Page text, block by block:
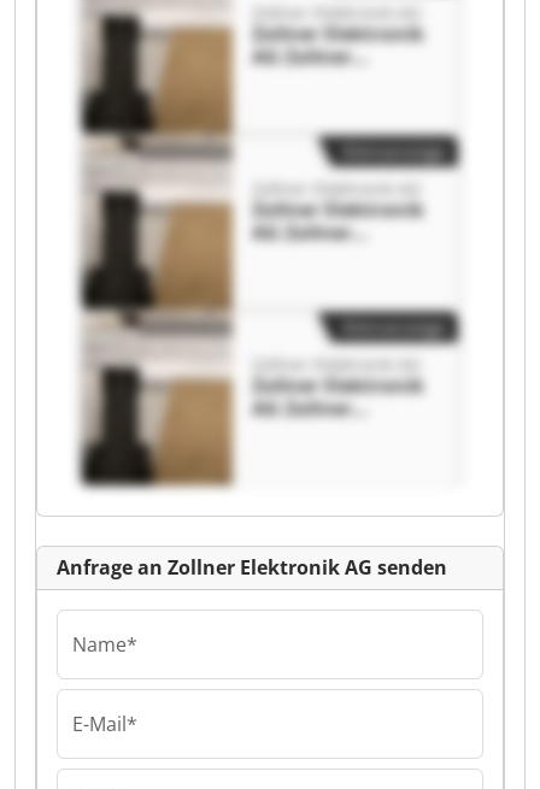
Zollner Elektronik AG
Zollner Elektronik
AG Zollner
Zollner Elektronik AG
Zollner Elektronik
AG Zollner
Kleinanzeige
Zollner Elektronik AG
Zollner Elektronik
AG Zollner
Kleinanzeige
Anfrage an Zollner Elektronik AG senden
Name*
E-Mail*